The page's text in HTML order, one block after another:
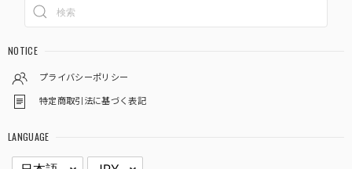
NOTICE
プライバシーポリシー
特定商取引法に基づく表記
LANGUAGE